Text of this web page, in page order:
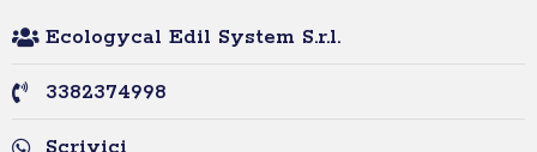
Ecologycal Edil System S.r.l.
3382374998